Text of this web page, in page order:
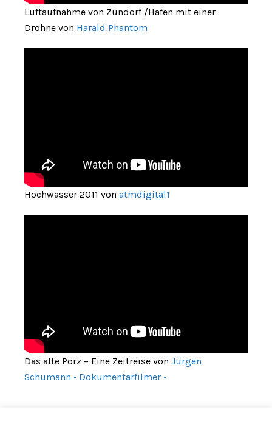
Luftaufnahme von Zündorf /Hafen mit einer
Drohne von Harald Phantom
Hochwasser 2011 von atmdigital1
Das alte Porz – Eine Zeitreise von Jürgen
Schumann • Dokumentarfilmer •